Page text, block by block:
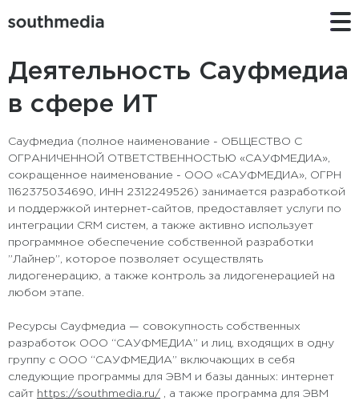
Деятельность Сауфмедиа
в сфере ИТ
Сауфмедиа (полное наименование - ОБЩЕСТВО С
ОГРАНИЧЕННОЙ ОТВЕТСТВЕННОСТЬЮ «САУФМЕДИА»,
сокращенное наименование - ООО «САУФМЕДИА», ОГРН
1162375034690, ИНН 2312249526) занимается разработкой
и поддержкой интернет-сайтов, предоставляет услуги по
интеграции CRM систем, а также активно использует
программное обеспечение собственной разработки
”Лайнер”, которое позволяет осуществлять
лидогенерацию, а также контроль за лидогенерацией на
любом этапе.
Ресурсы Сауфмедиа — совокупность собственных
разработок ООО “САУФМЕДИА” и лиц, входящих в одну
группу с ООО “САУФМЕДИА” включающих в себя
следующие программы для ЭВМ и базы данных: интернет
сайт https://southmedia.ru/ , а также программа для ЭВМ